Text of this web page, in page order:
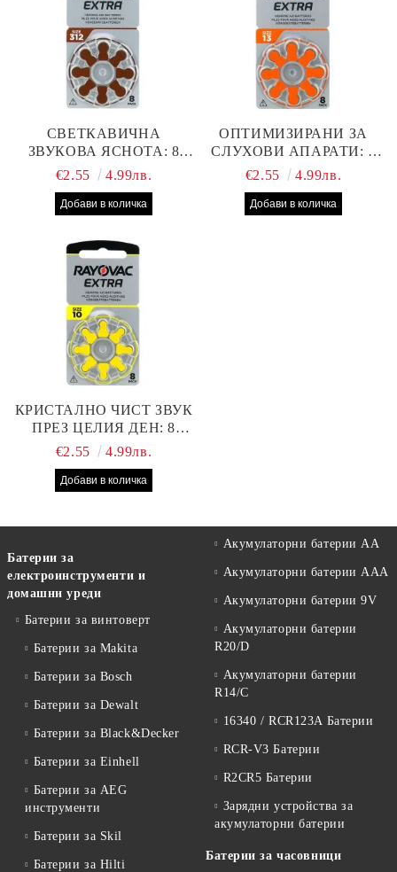
СВЕТКАВИЧНА
ЗВУКОВА ЯСНОТА: 8
БРОЯ RAYOVAC EXTRA
СЛУХОВ АПАРАТ С
€2.55 4.99лв.
ОПТИМИЗИРАНИ ЗА
СЛУХОВИ АПАРАТИ: 8
БРОЯ RAYOVAC EXTRA
ПРОИЗВОДИТЕЛНОСТ
€2.55 4.99лв.
КРИСТАЛНО ЧИСТ ЗВУК
ПРЕЗ ЦЕЛИЯ ДЕН: 8
БРОЯ RAYOVAC EXTRA
АПАРАТ
€2.55 4.99лв.
Батерии за
електроинструменти и
домашни уреди
Батерии за винтоверт
Батерии за Makita
Батерии за Bosch
Батерии за Dewalt
Батерии за Black&Decker
Батерии за Einhell
Батерии за AEG
инструменти
Батерии за Skil
Батерии за Hilti
Акумулаторни батерии АА
Акумулаторни батерии AAA
Акумулаторни батерии 9V
Акумулаторни батерии
R20/D
Акумулаторни батерии
R14/C
16340 / RCR123A Батерии
RCR-V3 Батерии
R2CR5 Батерии
Зарядни устройства за
акумулаторни батерии
Батерии за часовници